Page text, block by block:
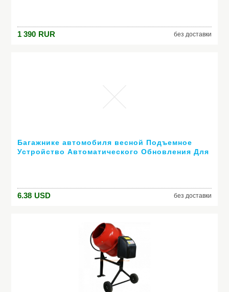
1 390 RUR без доставки
Багажнике автомобиля весной Подъемное
Устройство Автоматического Обновления Для
6.38 USD без доставки